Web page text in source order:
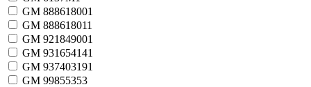
GM 888618001
GM 888618011
GM 921849001
GM 931654141
GM 937403191
GM 99855353